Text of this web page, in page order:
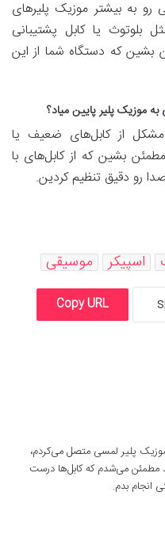
به بیشتر موزیک پلیرهای
یا کابل پشتیبانی
که دستگاه شما از این
موزیک پلیر پایین میاد؟
مشکل از کابل‌های ضعیف یا
بشین که از کابل‌های با
رو دقیق تنظیم کردین.
اسپیکر موسیقی
Copy URL
موزیک پلیر لمسی متصل می‌کردم،
مطمئن می‌شدم که کابل‌ها درست
انجام بدم.